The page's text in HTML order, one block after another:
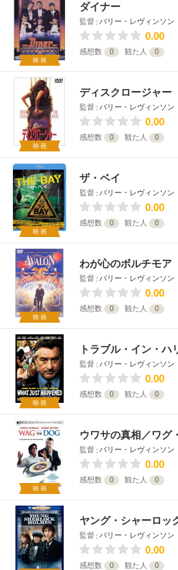
映画
ダイナー
監督 バリー・レヴィンソン
0.00
感想数 0 観た人 0
映画
ディスクロージャー
監督 バリー・レヴィンソン
0.00
感想数 0 観た人 0
映画
ザ・ベイ
監督 バリー・レヴィンソン
0.00
感想数 0 観た人 0
映画
わが心のボルチモア
監督 バリー・レヴィンソン
0.00
感想数 0 観た人 0
映画
トラブル・イン・ハ
監督 バリー・レヴィンソン
0.00
感想数 0 観た人 0
映画
ウワサの真相／ワグ
監督 バリー・レヴィンソン
0.00
感想数 0 観た人 0
ヤング・シャーロッ
監督 バリー・レヴィンソン
0.00
感想数 0 観た人 0